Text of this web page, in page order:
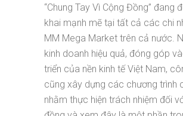
“Chung Tay Vì Cộng Đồng” đang
khai mạnh mẽ tại tất cả các chi
MM Mega Market trên cả nước.
kinh doanh hiệu quả, đóng góp
triển của nền kinh tế Việt Nam,
cũng xây dựng các chương trình
nhằm thực hiện trách nhiệm đối